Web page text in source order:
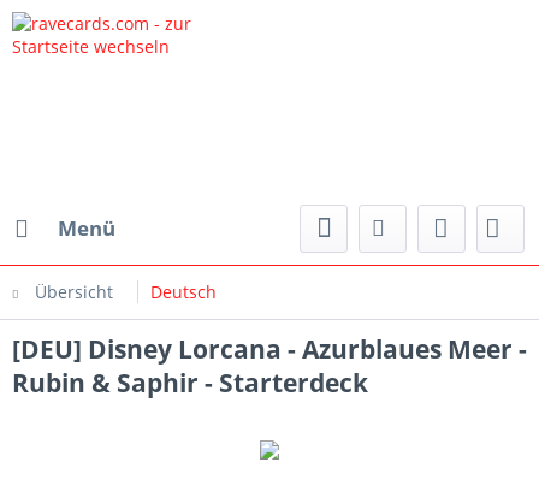
Menü
Übersicht Deutsch
[DEU] Disney Lorcana - Azurblaues Meer -
Rubin & Saphir - Starterdeck